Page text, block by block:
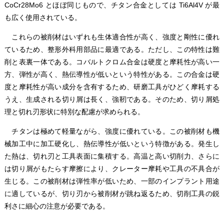
CoCr28Mo6 とほぼ同じもので、チタン合金としては Ti6Al4V が最
も広く使用されている。
これらの被削材はいずれも生体適合性が高く、強度と剛性に優れ
ているため、整形外科用部品に最適である。ただし、この特性は難
削と表裏一体である。コバルトクロム合金は硬度と摩耗性が高い一
方、弾性が高く、熱伝導性が低いという特性がある。この合金は硬
度と摩耗性が高い成分を含有するため、研磨工具がひどく摩耗する
うえ、生成される切り屑は長く、強靭である。そのため、切り屑処
理と切れ刃形状に特別な配慮が求められる。
チタンは極めて軽量ながら、強度に優れている。この被削材も機
械加工中に加工硬化し、熱伝導性が低いという特徴がある。発生し
た熱は、切れ刃と工具表面に集積する。高温と高い切削力、さらに
は切り屑がもたらす摩擦により、クレーター摩耗や工具の不具合が
生じる。この被削材は弾性率が低いため、一部のインプラント用途
に適しているが、切り刃から被削材が跳ね返るため、切削工具の鋭
利さに細心の注意が必要である。